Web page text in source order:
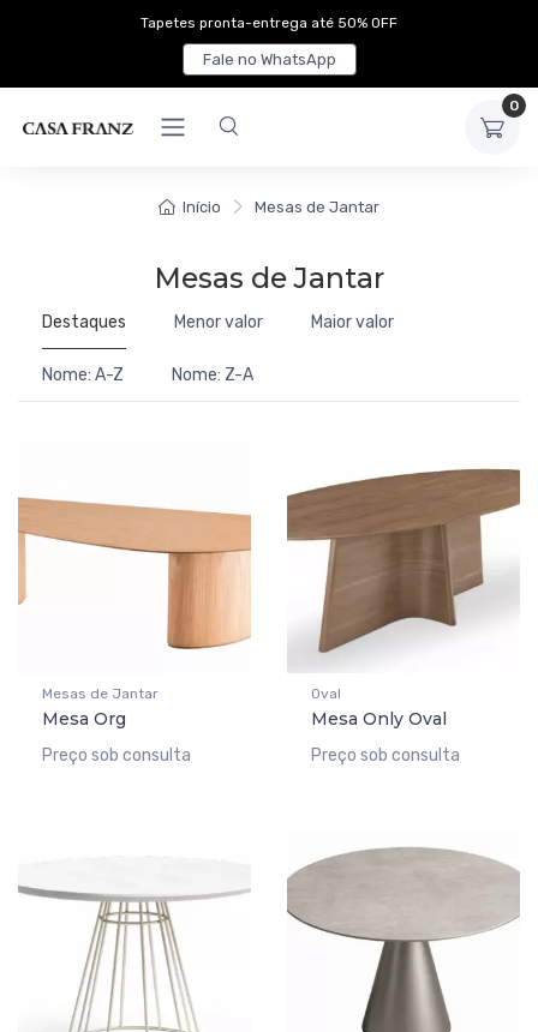
Tapetes pronta-entrega até 50% OFF
Fale no WhatsApp
0
Início Mesas de Jantar
Mesas de Jantar
Destaques Menor valor Maior valor
Nome: A-Z Nome: Z-A
Mesas de Jantar
Mesa Org
Preço sob consulta
Oval
Mesa Only Oval
Preço sob consulta